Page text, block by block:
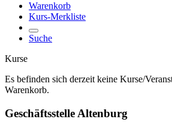
Warenkorb
Kurs-Merkliste
Suche
Kurse
Es befinden sich derzeit keine Kurse/
Warenkorb.
Geschäftsstelle Altenburg